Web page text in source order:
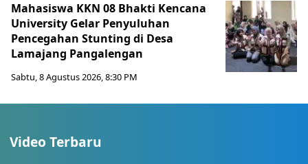
Mahasiswa KKN 08 Bhakti Kencana
University Gelar Penyuluhan
Pencegahan Stunting di Desa
Lamajang Pangalengan
Sabtu, 8 Agustus 2026, 8:30 PM
Video Terbaru